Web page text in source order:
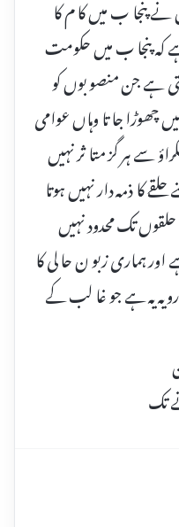
نے پنجا ب میں کا م کا
کہ پنجا ب میں حکومت
ہے جن منصو بوں کو
چھوڑا جا تا وہاں عوامی
سے ہر گز متا ثر نہیں
کا ذمہ دار نہیں ہوتا
تک محدود نہیں
ہماری زبو ن حا لی کا
یہ ہے جو غا لب کے
تک